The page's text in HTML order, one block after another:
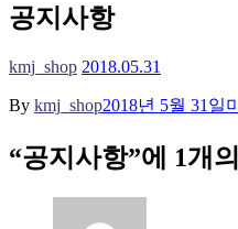
공지사항
kmj_shop 2018.05.31
By kmj_shop2018년 5월 31일
“공지사항”에 1개